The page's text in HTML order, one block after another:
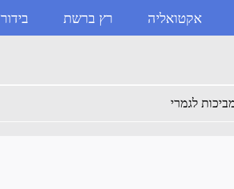
אקטואליה רץ ברשת בידור